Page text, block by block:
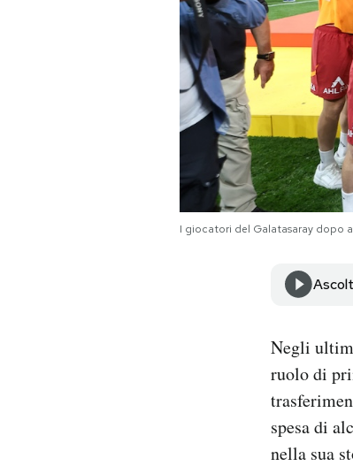
I giocatori del Galatasaray dopo
Negli
ruolo di
spesa di
nella sua